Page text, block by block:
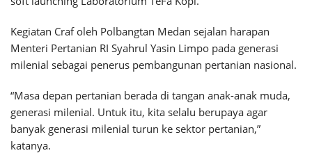
Kegiatan Craf oleh Polbangtan Medan sejalan harapan
Menteri Pertanian RI Syahrul Yasin Limpo pada generasi
milenial sebagai penerus pembangunan pertanian nasional.
“Masa depan pertanian berada di tangan anak-anak muda,
generasi milenial. Untuk itu, kita selalu berupaya agar
banyak generasi milenial turun ke sektor pertanian,”
katanya.